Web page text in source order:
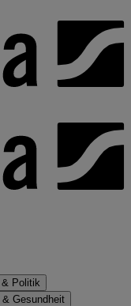
Politik
& Gesundheit